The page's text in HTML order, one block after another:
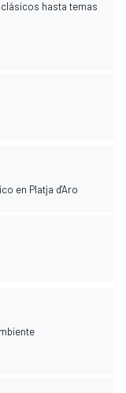
hasta temas
en Platja d'Aro